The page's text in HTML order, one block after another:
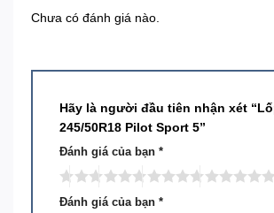
Chưa có đánh giá nào.
Hãy là người đầu tiên nhận xét
245/50R18 Pilot Sport 5”
Đánh giá của bạn *
Đánh giá của bạn *